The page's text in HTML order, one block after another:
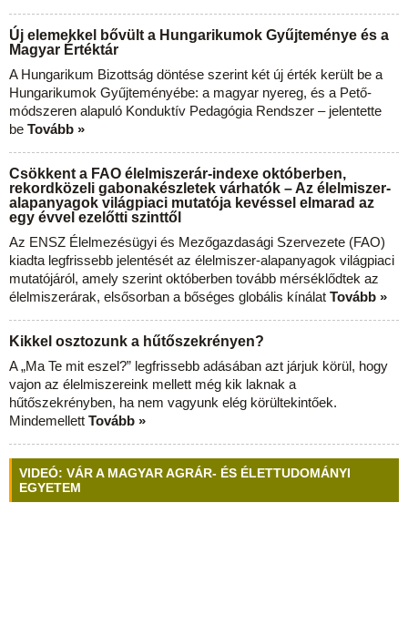
Új elemekkel bővült a Hungarikumok Gyűjteménye és a
Magyar Értéktár
A Hungarikum Bizottság döntése szerint két új érték került be a
Hungarikumok Gyűjteményébe: a magyar nyereg, és a Pető-
módszeren alapuló Konduktív Pedagógia Rendszer – jelentette
be Tovább »
Csökkent a FAO élelmiszerár-indexe októberben,
rekordközeli gabonakészletek várhatók – Az élelmiszer-
alapanyagok világpiaci mutatója kevéssel elmarad az
egy évvel ezelőtti szinttől
Az ENSZ Élelmezésügyi és Mezőgazdasági Szervezete (FAO)
kiadta legfrissebb jelentését az élelmiszer-alapanyagok világpiaci
mutatójáról, amely szerint októberben tovább mérséklődtek az
élelmiszerárak, elsősorban a bőséges globális kínálat Tovább »
Kikkel osztozunk a hűtőszekrényen?
A „Ma Te mit eszel?” legfrissebb adásában azt járjuk körül, hogy
vajon az élelmiszereink mellett még kik laknak a
hűtőszekrényben, ha nem vagyunk elég körültekintőek.
Mindemellett Tovább »
VIDEÓ: VÁR A MAGYAR AGRÁR- ÉS ÉLETTUDOMÁNYI
EGYETEM